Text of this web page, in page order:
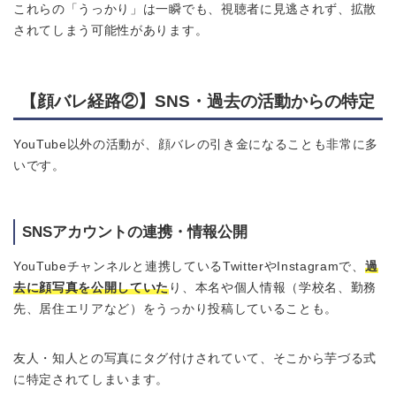
これらの「うっかり」は一瞬でも、視聴者に見逃されず、拡散
されてしまう可能性があります。
【顔バレ経路②】 SNS・過去の活動からの特定
YouTube以外の活動が、顔バレの引き金になることも非常に多
いです。
SNSアカウントの連携・情報公開
YouTubeチャンネルと連携しているTwitterやInstagramで、 過
去に顔写真を公開していた り、本名や個人情報（学校名、勤務
先、居住エリアなど）をうっかり投稿していることも。
友人・知人との写真にタグ付けされていて、そこから芋づる式
に特定されてしまいます。